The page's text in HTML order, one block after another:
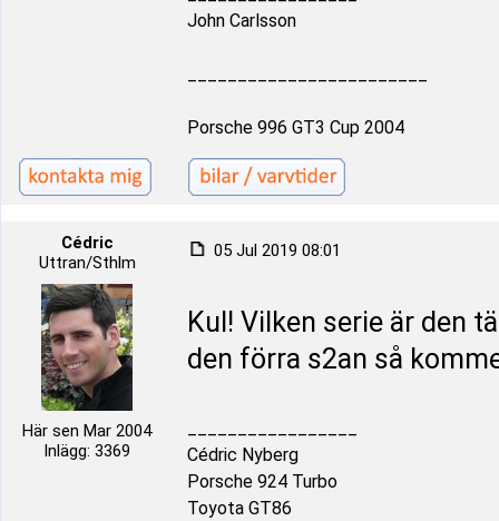
John Carlsson
Porsche 996 GT3 Cup 2004
Cédric
Uttran/Sthlm
Här sen Mar 2004
Inlägg: 3369
05 Jul 2019 08:01
Kul! Vilken serie är den
den förra s2an så
Cédric Nyberg
Porsche 924 Turbo
Toyota GT86